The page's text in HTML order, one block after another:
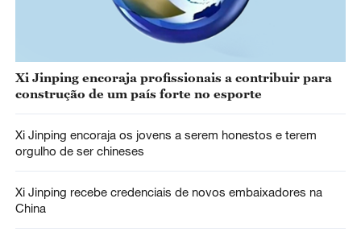
Xi Jinping encoraja profissionais a contribuir para
construção de um país forte no esporte
Xi Jinping encoraja os jovens a serem honestos e terem
orgulho de ser chineses
Xi Jinping recebe credenciais de novos embaixadores na
China